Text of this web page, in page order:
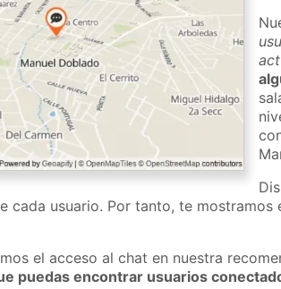
cada usuario. Por tanto, te
el acceso al chat en nuestra
puedas encontrar usuarios